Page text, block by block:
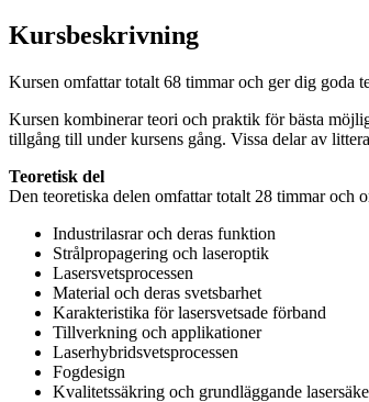
Kursbeskrivning
Kursen omfattar totalt 68 timmar och ger dig goda
Kursen kombinerar teori och praktik för bästa
tillgång till under kursens gång. Vissa delar av
Teoretisk del
Den teoretiska delen omfattar totalt 28 timmar och
Industrilasrar och deras funktion
Strålpropagering och laseroptik
Lasersvetsprocessen
Material och deras svetsbarhet
Karakteristika för lasersvetsade förband
Tillverkning och applikationer
Laserhybridsvetsprocessen
Fogdesign
Kvalitetssäkring och grundläggande